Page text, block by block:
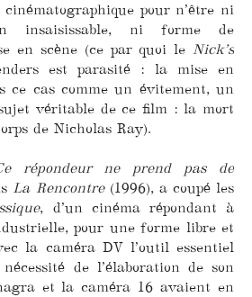
pour n’être ni
insaisissable, ni forme de
en scène (ce par quoi le Nick’s
est parasité : la mise en
ce cas comme un évitement, un
véritable de ce film : la mort
de Nicholas Ray).
répondeur ne prend pas de
La Rencontre (1996), a coupé les
, d’un cinéma répondant à
pour une forme libre et
la caméra DV l’outil essentiel
de l’élaboration de son
et la caméra 16 avaient en